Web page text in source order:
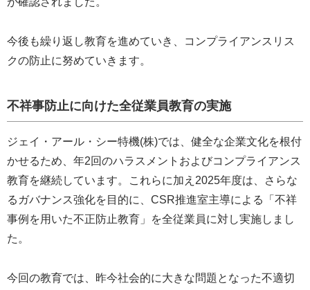
今後も繰り返し教育を進めていき、コンプライアンスリス
クの防止に努めていきます。
不祥事防止に向けた全従業員教育の実施
ジェイ・アール・シー特機(株)では、健全な企業文化を根付
かせるため、年2回のハラスメントおよびコンプライアンス
教育を継続しています。これらに加え2025年度は、さらな
るガバナンス強化を目的に、CSR推進室主導による「不祥
事例を用いた不正防止教育」を全従業員に対し実施しまし
た。
今回の教育では、昨今社会的に大きな問題となった不適切